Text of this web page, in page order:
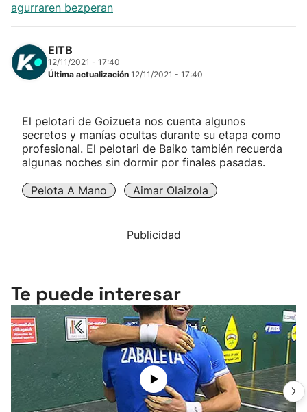
Carreras de montaña
Más deportes
agurraren bezperan
EITB
12/11/2021 - 17:40
Última actualización 12/11/2021 - 17:40
El pelotari de Goizueta nos cuenta algunos
secretos y manías ocultas durante su etapa como
profesional. El pelotari de Baiko también recuerda
algunas noches sin dormir por finales pasadas.
Pelota A Mano Aimar Olaizola
Publicidad
Te puede interesar